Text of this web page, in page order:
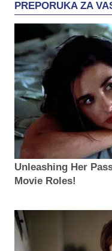
PREPORUKA ZA
Unleashing Her
Movie Roles!